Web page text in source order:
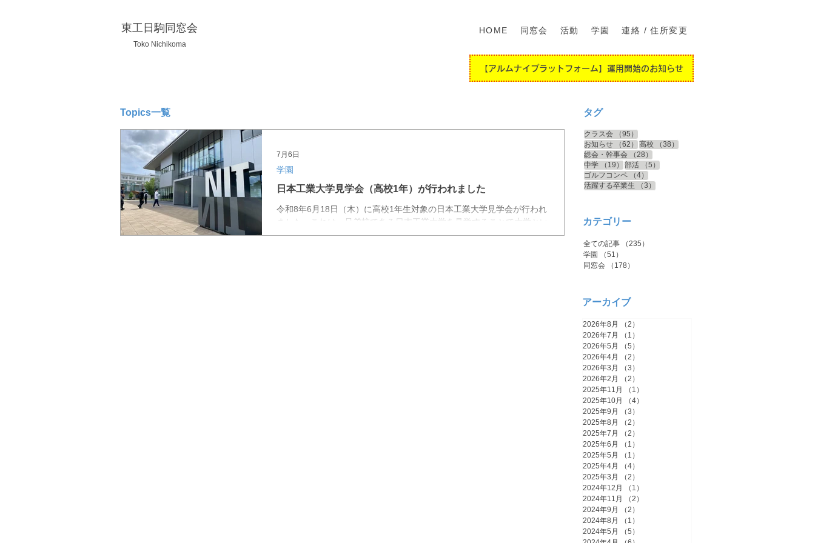
東工日駒同窓会
Toko Nichikoma
HOME 同窓会 活動 学園 連絡 / 住所変更
【アルムナイプラットフォーム】運用開始のお知らせ
Topics一覧
日本工業大学見学会（高校1年）が行われました
令和8年6月18日（木）に高校1年生対象の日本工業大学見学会が行われ
ました。これは、兄弟校である日本工業大学を見学することで大学とい
う場所を身近に感じ、秋にある文理選択に向けて理工系の学部・学科を
学園
7月6日
タグ
クラス会 （95）
お知らせ
（62） 62件の記事
高校 （38）
総会・幹事会
（28）
中学
（19） 19件の記事
部活 （5）
ゴルフコンペ
（4）
活躍する卒業生
（3）
カテゴリー
全ての記事 （235）
学園
（51）
同窓会
（178）
アーカイブ
2026年8月 （2）
2026年7月
（1）
2026年5月
（5）
2026年4月
（2）
2026年3月
（3）
2026年2月
（2）
2025年11月
（1）
2025年10月
（4）
2025年9月
（3）
2025年8月
（2）
2025年7月
（2）
2025年6月
（1）
2025年5月
（1）
2025年4月
（4）
2025年3月
（2）
2024年12月
（1）
2024年11月
（2）
2024年9月
（2）
2024年8月
（1）
2024年5月
（5）